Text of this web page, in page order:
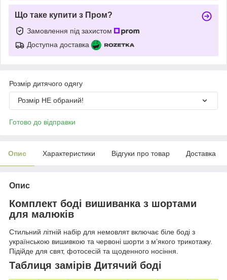
Що таке купити з Пром?
Замовлення під захистом
Доступна доставка
Розмір дитячого одягу
Розмір НЕ обраний!
Готово до відправки
Опис Характеристики Відгуки про товар Доставка
Опис
Комплект боді вишиванка з шортами
для малюків
Стильний літній набір для немовлят включає біле боді з
українською вишивкою та червоні шорти з м’якого трикотажу.
Підійде для свят, фотосесій та щоденного носіння.
Таблиця замірів Дитячий боді